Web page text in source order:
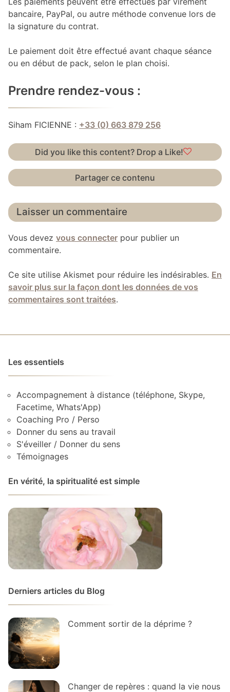
bancaire, PayPal, ou autre méthode convenue lors de
la signature du contrat.
Le paiement doit être effectué avant chaque séance
ou en début de pack, selon le plan choisi.
Prendre rendez-vous :
Siham FICIENNE : +33 (0) 663 879 256
Did you like this content? Drop a Like!
Partager ce contenu
Laisser un commentaire
Vous devez vous connecter pour publier un
commentaire.
Ce site utilise Akismet pour réduire les indésirables. En
savoir plus sur la façon dont les données de vos
commentaires sont traitées.
Les essentiels
Accompagnement à distance (téléphone, Skype,
Facetime, Whats'App)
Coaching Pro / Perso
Donner du sens au travail
S'éveiller / Donner du sens
Témoignages
En vérité, la spiritualité est simple
Derniers articles du Blog
Comment sortir de la déprime ?
Changer de repères : quand la vie nous